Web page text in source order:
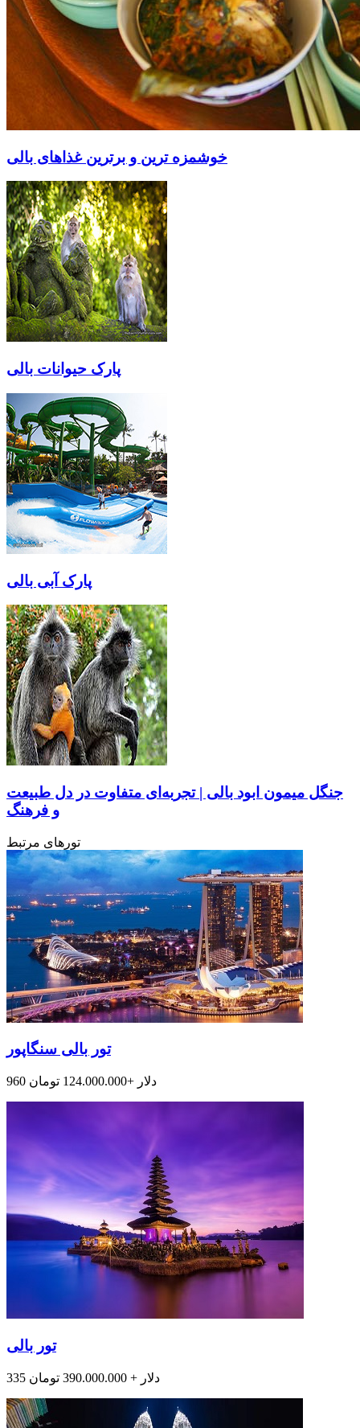
خوشمزه ترین و برترین غذاهای بالی
پارک حیوانات بالی
پارک آبی بالی
جنگل میمون ابود بالی | تجربه‌ای متفاوت در دل طبیعت
و فرهنگ
تورهای مرتبط
تور بالی سنگاپور
960 دلار +124.000.000 تومان
تور بالی
335 دلار + 390.000.000 تومان